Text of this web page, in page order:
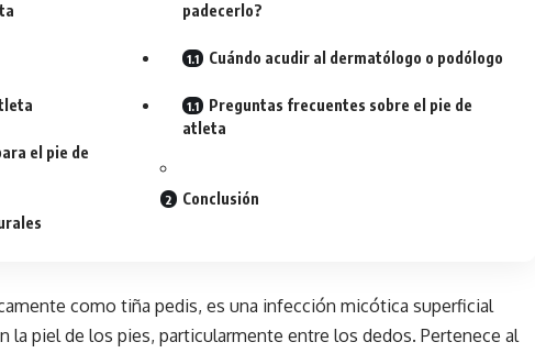
el pie de
padecerlo?
Cuándo acudir al dermatólogo o podólogo
Preguntas frecuentes sobre el pie de
atleta
Conclusión
como tiña pedis, es una infección micótica superficial
la piel de los pies, particularmente entre los dedos. Pertenece al